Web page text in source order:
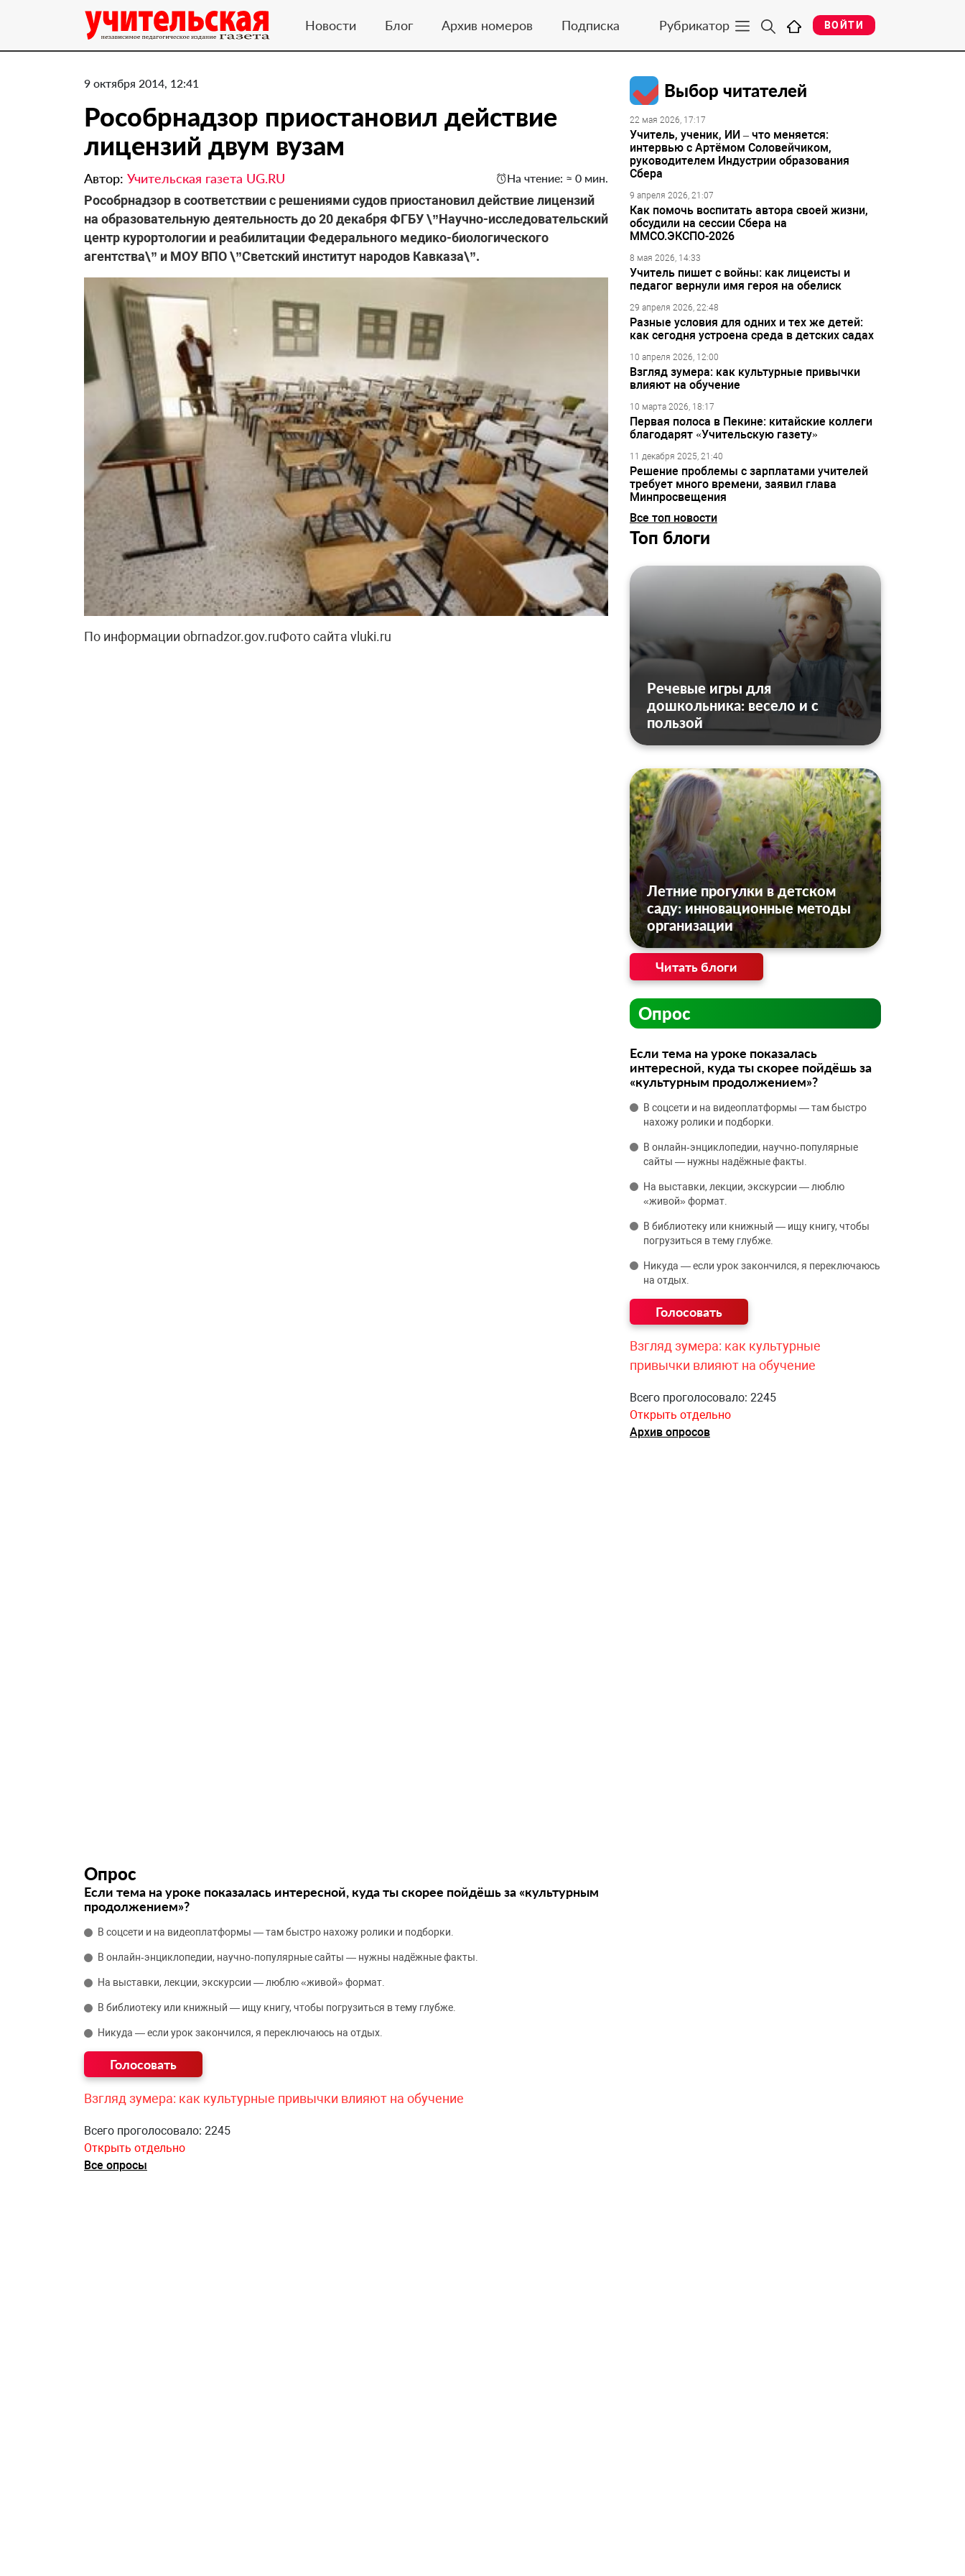
Новости Блог Архив номеров Подписка Рубрикатор ВОЙТИ
9 октября 2014, 12:41
Рособрнадзор приостановил действие
лицензий двум вузам
Автор: Учительская газета UG.RU На чтение: ≈ 0 мин.
Рособрнадзор в соответствии с решениями судов приостановил действие лицензий
на образовательную деятельность до 20 декабря ФГБУ \”Научно-исследовательский
центр курортологии и реабилитации Федерального медико-биологического
агентства\” и МОУ ВПО \”Светский институт народов Кавказа\”.
По информации obrnadzor.gov.ruФото сайта vluki.ru
Опрос
Если тема на уроке показалась интересной, куда ты скорее пойдёшь за «культурным
продолжением»?
В соцсети и на видеоплатформы — там быстро нахожу ролики и подборки.
В онлайн‑энциклопедии, научно‑популярные сайты — нужны надёжные факты.
На выставки, лекции, экскурсии — люблю «живой» формат.
В библиотеку или книжный — ищу книгу, чтобы погрузиться в тему глубже.
Никуда — если урок закончился, я переключаюсь на отдых.
Взгляд зумера: как культурные привычки влияют на обучение
Всего проголосовало: 2245
Открыть отдельно
Все опросы
Выбор читателей
22 мая 2026, 17:17
Учитель, ученик, ИИ – что меняется:
интервью с Артёмом Соловейчиком,
руководителем Индустрии образования
Сбера
9 апреля 2026, 21:07
Как помочь воспитать автора своей жизни,
обсудили на сессии Сбера на
ММСО.ЭКСПО-2026
8 мая 2026, 14:33
Учитель пишет с войны: как лицеисты и
педагог вернули имя героя на обелиск
29 апреля 2026, 22:48
Разные условия для одних и тех же детей:
как сегодня устроена среда в детских садах
10 апреля 2026, 12:00
Взгляд зумера: как культурные привычки
влияют на обучение
10 марта 2026, 18:17
Первая полоса в Пекине: китайские коллеги
благодарят «Учительскую газету»
11 декабря 2025, 21:40
Решение проблемы с зарплатами учителей
требует много времени, заявил глава
Минпросвещения
Все топ новости
Топ блоги
Речевые игры для
дошкольника: весело и с
пользой
Летние прогулки в детском
саду: инновационные методы
организации
Читать блоги
Опрос
Если тема на уроке показалась
интересной, куда ты скорее пойдёшь за
«культурным продолжением»?
В соцсети и на видеоплатформы — там быстро
нахожу ролики и подборки.
В онлайн‑энциклопедии, научно‑популярные
сайты — нужны надёжные факты.
На выставки, лекции, экскурсии — люблю
«живой» формат.
В библиотеку или книжный — ищу книгу, чтобы
погрузиться в тему глубже.
Никуда — если урок закончился, я переключаюсь
на отдых.
Взгляд зумера: как культурные
привычки влияют на обучение
Всего проголосовало: 2245
Открыть отдельно
Архив опросов